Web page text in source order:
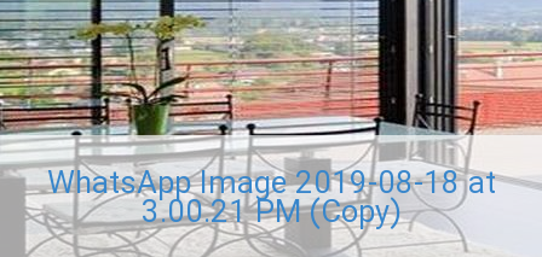
WhatsApp Image 2019-08-18 at
3.00.21 PM (Copy)